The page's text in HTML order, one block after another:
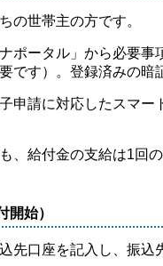
の世帯主の方です。
ータル」から必要
です）。登録済みの暗
請に対応したスマ
給付金の支給は1回の
開始）
先口座を記入し、振込